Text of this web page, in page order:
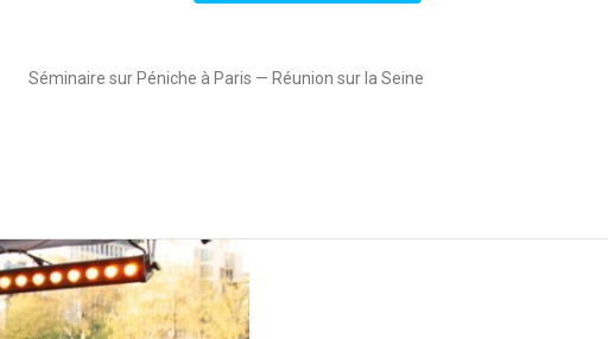
Séminaire sur Péniche à Paris — Réunion sur la Seine